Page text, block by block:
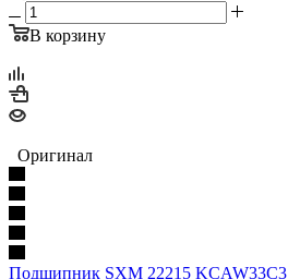
В корзину
Оригинал
Подшипник SXM 22215 KCAW33C3